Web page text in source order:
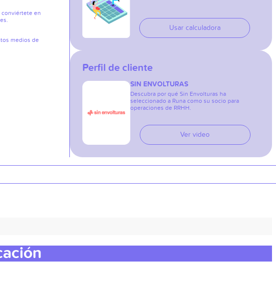
conviértete en
medios de
Usar calculadora
Perfil de cliente
SIN ENVOLTURAS
Descubra por qué Sin Envolturas ha
seleccionado a Runa como su socio para
operaciones de RRHH.
Ver video